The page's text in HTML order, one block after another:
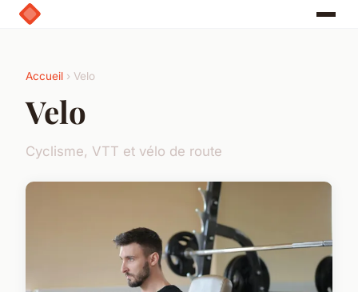
Accueil › Velo
Velo
Cyclisme, VTT et vélo de route